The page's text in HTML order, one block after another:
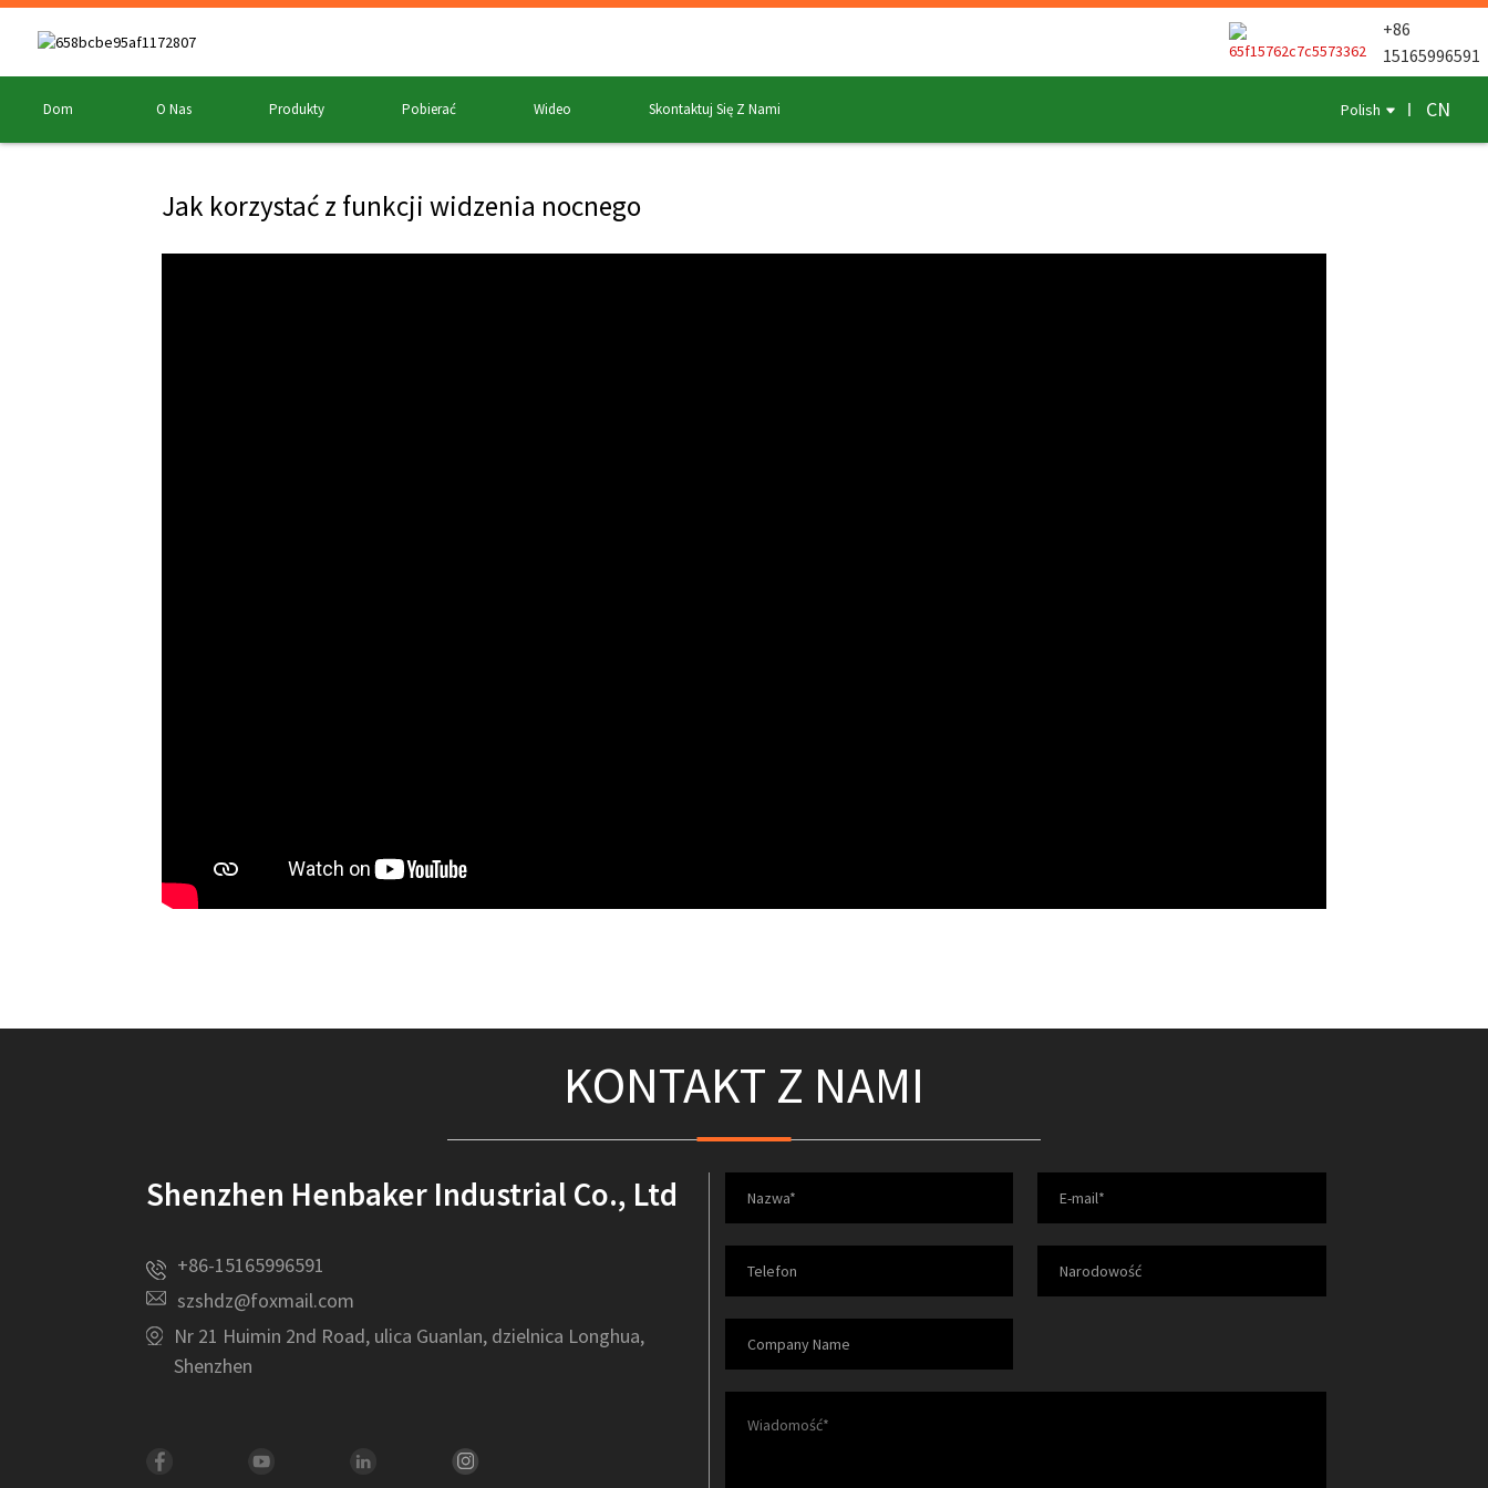
+86
15165996591
Dom O Nas Produkty Pobierać Wideo Skontaktuj Się Z Nami Polish CN
Jak korzystać z funkcji widzenia nocnego
KONTAKT Z NAMI
Shenzhen Henbaker Industrial Co., Ltd
+86-15165996591
szshdz@foxmail.com
Nr 21 Huimin 2nd Road, ulica Guanlan, dzielnica Longhua,
Shenzhen